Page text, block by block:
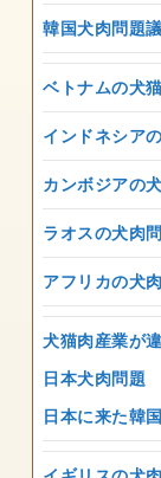
韓国犬肉問題
ベトナムの犬
インドネシア
カンボジアの
ラオスの犬肉
アフリカの犬
犬猫肉産業が
日本犬肉問題
日本に来た韓